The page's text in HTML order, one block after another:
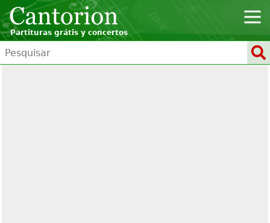
Partituras grátis y concertos